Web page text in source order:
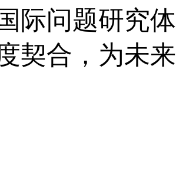
际问题研究
契合，为未